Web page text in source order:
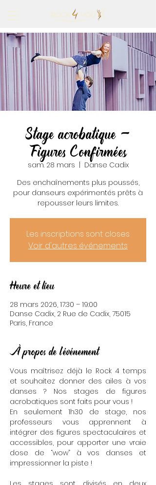
Stage acrobatique -
Figures Confirmées
sam. 28 mars
Danse Cadix
Des enchaînements plus poussés,
pour danseurs expérimentés prêts à
repousser leurs limites.
Les inscriptions sont closes
Voir d'autres événements
Heure et lieu
28 mars 2026, 17:30 – 19:00
Danse Cadix, 2 Rue de Cadix, 75015
Paris, France
À propos de l'événement
Vous maîtrisez déjà le Rock 4 temps
et souhaitez donner des ailes à vos
danses ? Nos stages de figures
acrobatiques sont faits pour vous !
En seulement 1h30 de stage, nos
professeurs vous apprennent à
intégrer des figures spectaculaires et
accessibles, pour apporter une vraie
dose de “wow” à vos danses et
impressionner la piste !